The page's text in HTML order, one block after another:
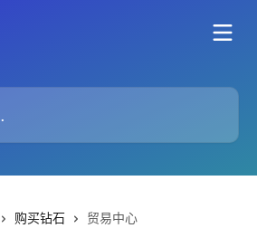
购买钻石 贸易中心